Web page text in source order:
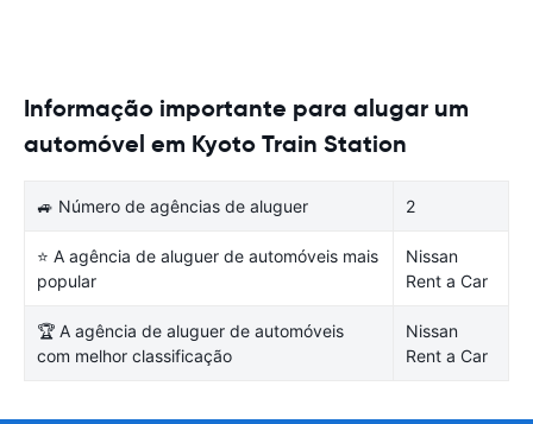
Informação importante para alugar um
automóvel em Kyoto Train Station
🚙 Número de agências de aluguer 2
⭐ A agência de aluguer de automóveis mais
popular
Nissan
Rent a Car
🏆 A agência de aluguer de automóveis
com melhor classificação
Nissan
Rent a Car